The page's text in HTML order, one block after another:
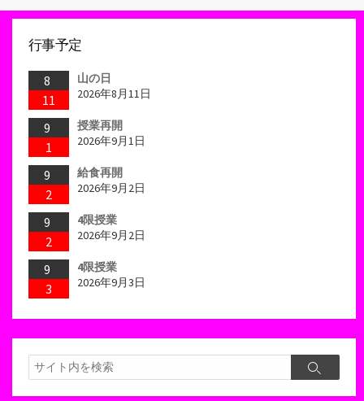
行事予定
8
11
山の日
2026年8月11日
9
1
授業再開
2026年9月1日
9
2
給食再開
2026年9月2日
9
2
4限授業
2026年9月2日
9
3
4限授業
2026年9月3日
検
索
検